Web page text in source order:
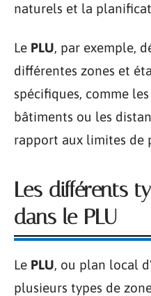
naturels et la
Le PLU, par exemple,
différentes zones et
spécifiques, comme
bâtiments ou les
rapport aux limites de
Les différents
dans le PLU
Le PLU, ou plan local
plusieurs types de